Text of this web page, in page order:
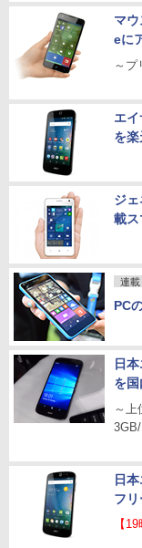
マ
eに
～プ
エ
を
ジ
載ス
連載
PC
日
を国
～上
日
フ
【